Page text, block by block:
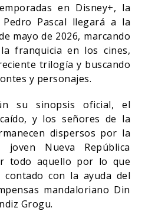
en Disney+, la
Pascal llegará a la
mayo de 2026, marcando
franquicia en los cines,
trilogía y buscando
y personajes.
su sinopsis oficial, el
y los señores de la
dispersos por la
Nueva República
todo aquello por lo que
con la ayuda del
mandaloriano Din
Grogu.